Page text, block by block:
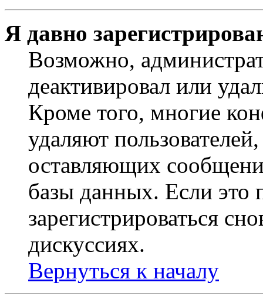
Я давно
Возможно,
деактивировал или
Кроме того, многие
удаляют
оставляющих
базы данных. Если это
зарегистрироваться
дискуссиях.
Вернуться к началу